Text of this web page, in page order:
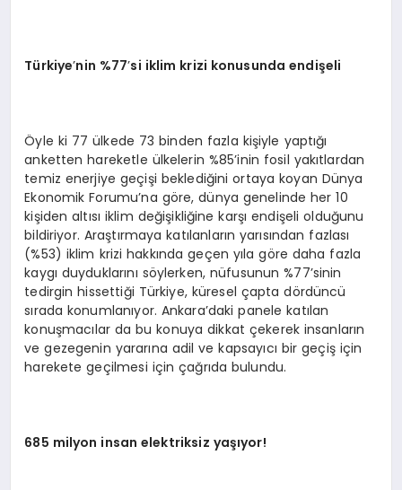
Türkiye’nin %77’si iklim krizi konusunda endişeli
Öyle ki 77 ülkede 73 binden fazla kişiyle yaptığı
anketten hareketle ülkelerin %85’inin fosil yakıtlardan
temiz enerjiye geçişi beklediğini ortaya koyan Dünya
Ekonomik Forumu’na göre, dünya genelinde her 10
kişiden altısı iklim değişikliğine karşı endişeli olduğunu
bildiriyor. Araştırmaya katılanların yarısından fazlası
(%53) iklim krizi hakkında geçen yıla göre daha fazla
kaygı duyduklarını söylerken, nüfusunun %77’sinin
tedirgin hissettiği Türkiye, küresel çapta dördüncü
sırada konumlanıyor. Ankara’daki panele katılan
konuşmacılar da bu konuya dikkat çekerek insanların
ve gezegenin yararına adil ve kapsayıcı bir geçiş için
harekete geçilmesi için çağrıda bulundu.
685 milyon insan elektriksiz yaşıyor!